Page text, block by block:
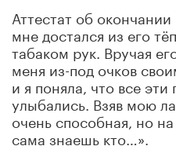
Аттестат об
мне достался из его
табаком рук. Вручая
меня из-под очков
и я поняла, что все
улыбались. Взяв мою
очень способная, но
сама знаешь кто…».